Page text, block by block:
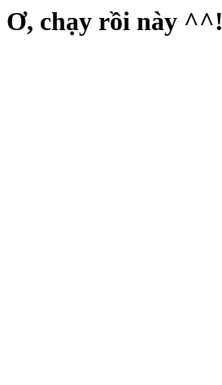
Ơ, chạy rồi này ^^!